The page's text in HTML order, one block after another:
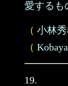
愛するも
（ 小林
（
19.